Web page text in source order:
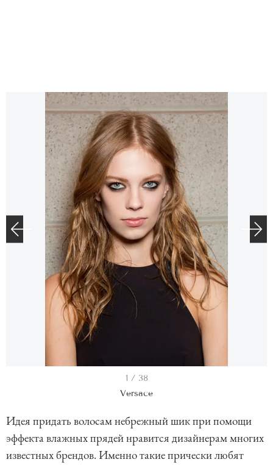
m
1
o
1 / 38
Versace
Идея придать волосам небрежный шик при помощи
эффекта влажных прядей нравится дизайнерам многих
известных брендов. Именно такие прически любят